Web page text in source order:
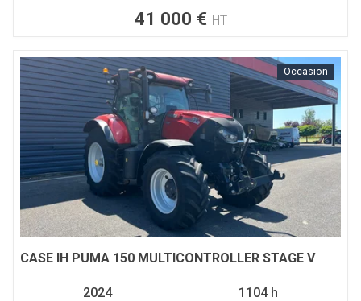
41 000 € HT
Occasion
CASE IH PUMA 150 MULTICONTROLLER STAGE V
2024 1104 h